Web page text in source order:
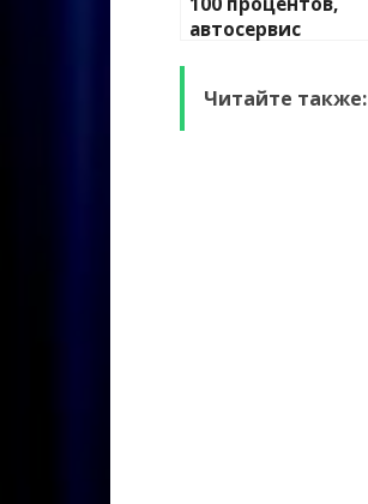
автосервис
Читайте также: